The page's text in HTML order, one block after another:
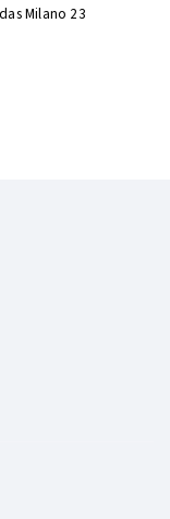
Milano 23